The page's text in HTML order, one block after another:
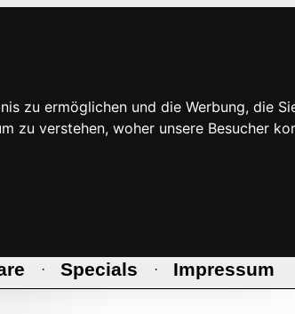
zu ermöglichen und die Werbung, die
zu verstehen, woher unsere Besucher
· Specials · Impressum